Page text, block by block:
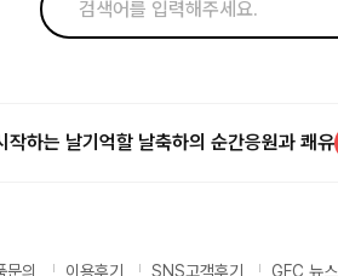
작하는 날기억할 날축하의 순간응원과 쾌유
문의 이용후기 SNS고객후기 GFC 뉴스